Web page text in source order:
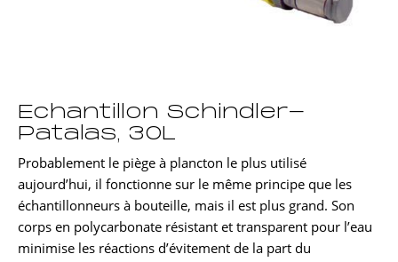
Echantillon Schindler-
Patalas, 30L
Probablement le piège à plancton le plus utilisé
aujourd’hui, il fonctionne sur le même principe que les
échantillonneurs à bouteille, mais il est plus grand. Son
corps en polycarbonate résistant et transparent pour l’eau
minimise les réactions d’évitement de la part du